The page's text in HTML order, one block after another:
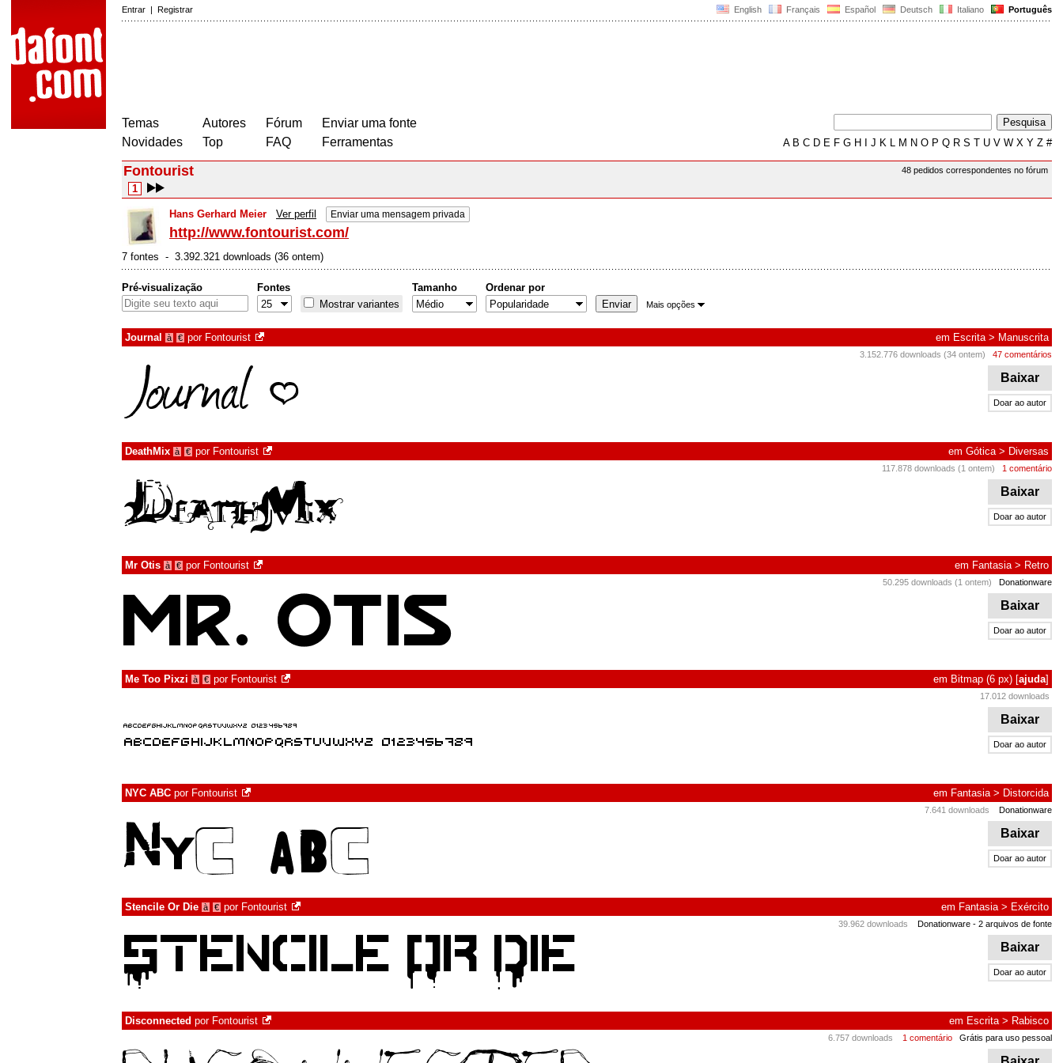
English Français Español Deutsch Italiano Português
Entrar | Registrar
Temas
Novidades
Autores
Top
Fórum
FAQ
Enviar uma fonte
Ferramentas
AB C D E F G H J K L M N O P Q R S T U V W X Y Z #
48 pedidos correspondentes no fórum
Fontourist
1
Hans Gerhard Meier Ver perfil Enviar uma mensagem privada
http://www.fontourist.com/
7 fontes - 3.392.321 downloads (36 ontem)
Pré-visualização
Fontes
Mostrar variantes
Tamanho Ordenar por
Mais opções
Journal à € por Fontourist em Escrita> Manuscrita
3.152.776 downloads (34 ontem) 47 comentários
Baixar
Doar ao autor
DeathMix à € por Fontourist em Gótica> Diversas
117.878 downloads (1 ontem) 1 comentário
Baixar
Doar ao autor
Mr Otis à € por Fontourist em Fantasia> Retro
50.295 downloads (1 ontem) Donationware
Baixar
Doar ao autor
Me Too Pixzi à € por Fontourist em Bitmap (6 px) [ajuda]
17.012 downloads
Baixar
Doar ao autor
NYC ABC por Fontourist em Fantasia> Distorcida
7.641 downloads Donationware
Baixar
Doar ao autor
Stencile Or Die à € por Fontourist em Fantasia> Exército
39.962 downloads Donationware - 2 arquivos de fonte
Baixar
Doar ao autor
Disconnected por Fontourist em Escrita> Rabisco
6.757 downloads 1 comentário Grátis para uso pessoal